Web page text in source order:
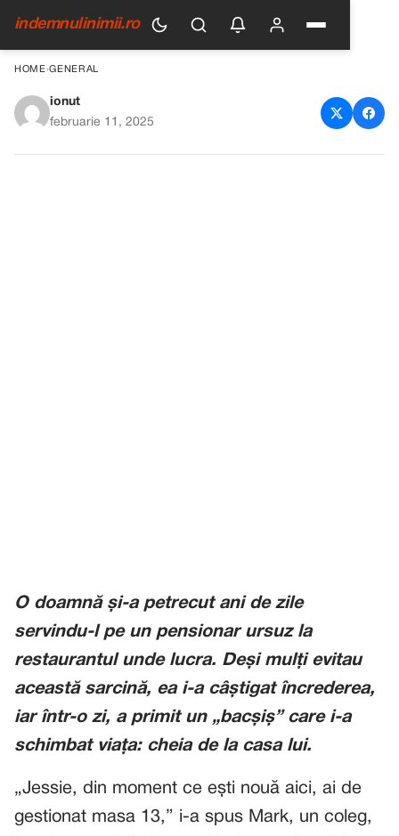
indemnulinimii.ro
HOME›GENERAL
O chelneriță devine
ionut
februarie 11, 2025
O doamnă și-a petrecut ani de zile
servindu-l pe un pensionar ursuz la
restaurantul unde lucra. Deși mulți evitau
această sarcină, ea i-a câștigat încrederea,
iar într-o zi, a primit un „bacșiș” care i-a
schimbat viața: cheia de la casa lui.
„Jessie, din moment ce ești nouă aici, ai de
gestionat masa 13,” i-a spus Mark, un coleg,